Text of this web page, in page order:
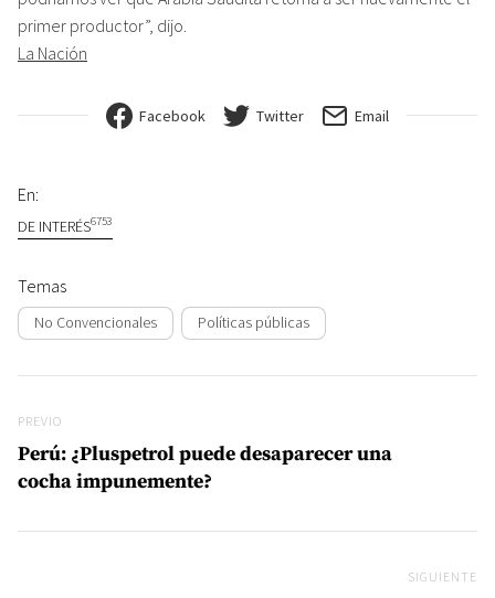
primer productor”, dijo.
La Nación
Facebook Twitter Email
En:
DE INTERÉS6753
Temas
No Convencionales Políticas públicas
Previo
PREVIO
Perú: ¿Pluspetrol puede desaparecer una
cocha impunemente?
SIGUIENTE